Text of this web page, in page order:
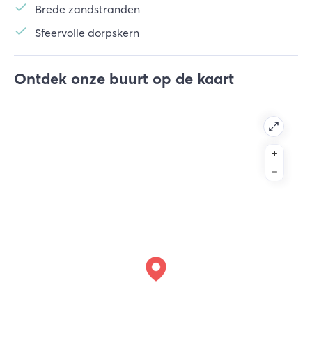
Brede zandstranden
Sfeervolle dorpskern
Ontdek onze buurt op de kaart